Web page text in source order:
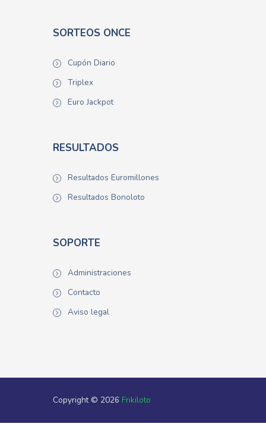
SORTEOS ONCE
Cupón Diario
Triplex
Euro Jackpot
RESULTADOS
Resultados Euromillones
Resultados Bonoloto
SOPORTE
Administraciones
Contacto
Aviso legal
Copyright © 2026 Frikiloto